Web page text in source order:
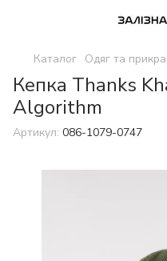
Каталог Одяг та
Кепка Thanks
Algorithm
Артикул: 086-1079-0747